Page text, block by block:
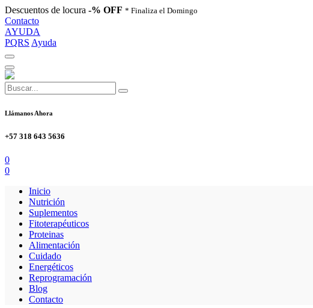
Descuentos de locura -% OFF * Finaliza el Domingo
Contacto
AYUDA
PQRS Ayuda
Llámanos Ahora
+57 318 643 5636
0
0
Inicio
Nutrición
Suplementos
Fitoterapéuticos
Proteinas
Alimentación
Cuidado
Energéticos
Reprogramación
Blog
Contacto